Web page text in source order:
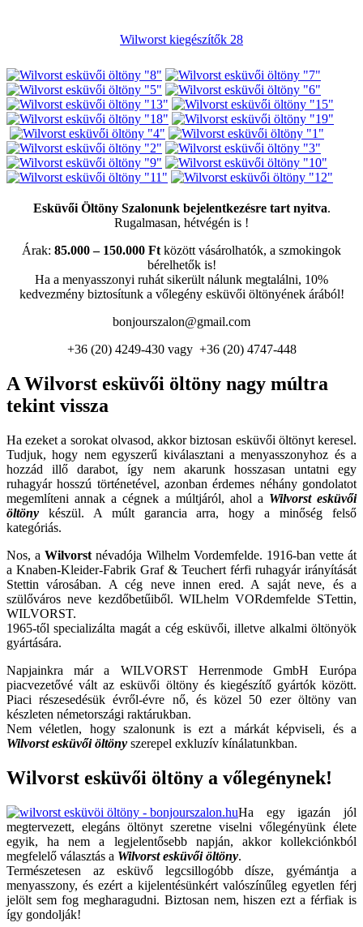
Wilworst kiegészítők 28
Esküvői Öltöny Szalonunk bejelentkezésre tart nyitva.
Rugalmasan, hétvégén is !
Árak: 85.000 – 150.000 Ft között vásárolhatók, a szmokingok
bérelhetők is!
Ha a menyasszonyi ruhát sikerült nálunk megtalálni, 10%
kedvezmény biztosítunk a vőlegény esküvői öltönyének árából!
bonjourszalon@gmail.com
+36 (20) 4249-430 vagy +36 (20) 4747-448
A Wilvorst esküvői öltöny nagy múltra
tekint vissza
Ha ezeket a sorokat olvasod, akkor biztosan esküvői öltönyt keresel.
Tudjuk, hogy nem egyszerű kiválasztani a menyasszonyhoz és a
hozzád illő darabot, így nem akarunk hosszasan untatni egy
ruhagyár hosszú történetével, azonban érdemes néhány gondolatot
megemlíteni annak a cégnek a múltjáról, ahol a Wilvorst esküvői
öltöny készül. A múlt garancia arra, hogy a minőség felső
kategóriás.
Nos, aWilvorst névadója Wilhelm Vordemfelde. 1916-ban vette át
a Knaben-Kleider-Fabrik Graf & Teuchert férfi ruhagyár irányítását
Stettin városában. A cég neve innen ered. A saját neve, és a
szülőváros neve kezdőbetűiből. WILhelm VORdemfelde STettin,
WILVORST.
1965-től specializálta magát a cég esküvői, illetve alkalmi öltönyök
gyártására.
Napjainkra már a WILVORST Herrenmode GmbH Európa
piacvezetővé vált az esküvői öltöny és kiegészítő gyártók között.
Piaci részesedésük évről-évre nő, és közel 50 ezer öltöny van
készleten németországi raktárukban.
Nem véletlen, hogy szalonunk is ezt a márkát képviseli, és a
Wilvorst esküvői öltöny szerepel exkluzív kínálatunkban.
Wilvorst esküvői öltöny a vőlegénynek!
Ha egy igazán jól
megtervezett, elegáns öltönyt szeretne viselni vőlegényünk élete
egyik, ha nem a legjelentősebb napján, akkor kollekciónkból
megfelelő választás a Wilvorst esküvői öltöny.
Természetesen az esküvő legcsillogóbb dísze, gyémántja a
menyasszony, és ezért a kijelentésünkért valószínűleg egyetlen férj
jelölt sem fog megharagudni. Biztosan nem, hiszen ezt a férfiak is
így gondolják!